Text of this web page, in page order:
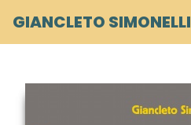
GIANCLETO SIMONELLI